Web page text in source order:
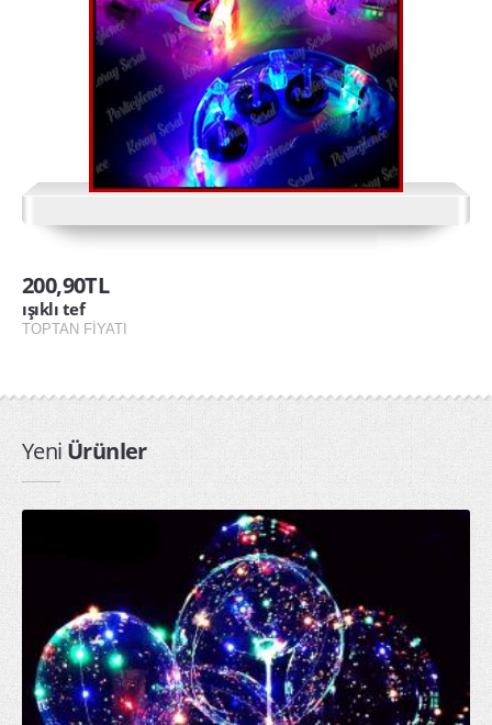
ışıklı tabanca
Işıklı Taçlar
ışıklı tef
kullan at yağmurluk toptan
PARTİ ÜRÜNLERİ
arı kanadı
Kapı Duvar Süsleri
Parti Balonları
Parti Fenerleri
Parti Gözlükleri
Parti Kanatları
Parti Taçları
Peçeteler
pon pon ponpon gösteri ponponu
200,90TL
ışıklı tef
TOPTAN FİYATI
YeniÜrünler